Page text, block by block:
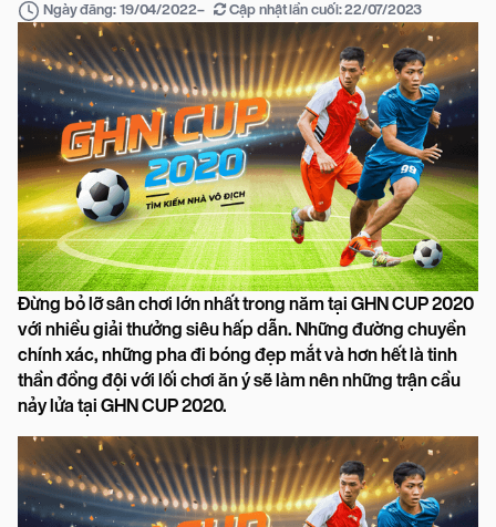
Ngày đăng: 19/04/2022– Cập nhật lần cuối:22/07/2023
Đừng bỏ lỡ sân chơi lớn nhất trong năm tại GHN CUP 2020
với nhiều giải thưởng siêu hấp dẫn. Những đường chuyền
chính xác, những pha đi bóng đẹp mắt và hơn hết là tinh
thần đồng đội với lối chơi ăn ý sẽ làm nên những trận cầu
nảy lửa tại GHN CUP 2020.